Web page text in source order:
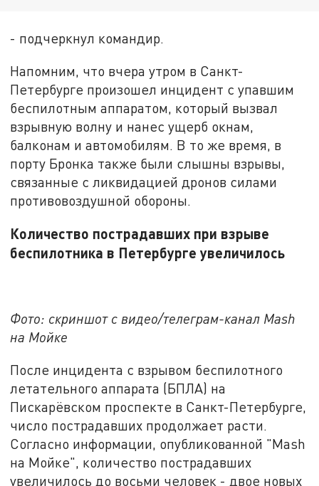
- подчеркнул командир.
Напомним, что вчера утром в Санкт-
Петербурге произошел инцидент с упавшим
беспилотным аппаратом, который вызвал
взрывную волну и нанес ущерб окнам,
балконам и автомобилям. В то же время, в
порту Бронка также были слышны взрывы,
связанные с ликвидацией дронов силами
противовоздушной обороны.
Количество пострадавших при взрыве
беспилотника в Петербурге увеличилось
Фото: скриншот с видео/телеграм-канал Mash
на Мойке
После инцидента с взрывом беспилотного
летательного аппарата (БПЛА) на
Пискарёвском проспекте в Санкт-Петербурге,
число пострадавших продолжает расти.
Согласно информации, опубликованной "Mash
на Мойке", количество пострадавших
увеличилось до восьми человек - двое новых